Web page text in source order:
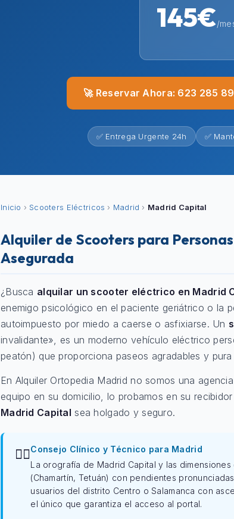
145€/
🚀 Reservar Ahora: 623 285
✅ Entrega Urgente 24h ✅
Inicio › Scooters Eléctricos › Madrid › Madrid Capital
Alquiler de Scooters para
Asegurada
¿Busca alquilar un scooter eléctrico en Madrid
enemigo psicológico en el paciente geriátrico o la
autoimpuesto por miedo a caerse o asfixiarse. Un
invalidante», es un moderno vehículo eléctrico
peatón) que proporciona paseos agradables y pura
En Alquiler Ortopedia Madrid no somos una
equipo en su domicilio, lo probamos en su
Madrid Capital sea holgado y seguro.
👨‍⚕️Consejo Clínico y Técnico para Madrid
La orografía de Madrid Capital y las
(Chamartín, Tetuán) con pendientes
usuarios del distrito Centro o Salamanca con
el único que garantiza el acceso al portal.